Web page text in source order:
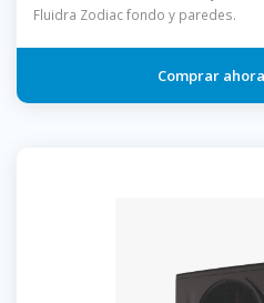
Fluidra Zodiac fondo y paredes.